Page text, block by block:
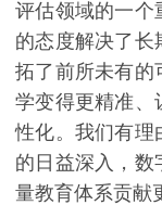
评估领域的一个
的态度解决了长
拓了前所未有的
学变得更精准、
性化。我们有理
的日益深入，数
量教育体系贡献